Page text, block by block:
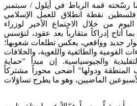
قمة الرباط في أيلول / سبتمبر
فلسطين نقطة انطلاق للعمل الإسلامي
من خلال الاجتماع الأخير لوزراء
أتاح إدراكاً متقارباً بعد عقود، لتؤسس
جديد وواقعي، يعكس تطلعات شعوبها؛
القومية والطائفية واللغوية، والخلافات
والجيوسياسية. إن مبدأ "حماية
المنطقة ودولها" أضحى محوراً مشتركاً
الماضيين، وهو ما يطرح تساؤلات